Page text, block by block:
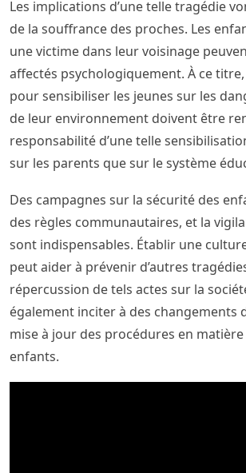
Les implications d’une telle tragédie
de la souffrance des proches. Les
une victime dans leur voisinage
affectés psychologiquement. À ce
pour sensibiliser les jeunes sur les
de leur environnement doivent être
responsabilité d’une telle
sur les parents que sur le système
Des campagnes sur la sécurité des
des règles communautaires, et la
sont indispensables. Établir une
peut aider à prévenir d’autres
répercussion de tels actes sur la
également inciter à des changements
mise à jour des procédures en
enfants.